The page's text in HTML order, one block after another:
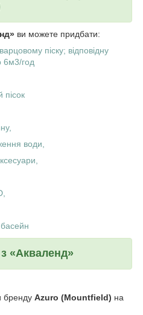
ви можете придбати:
піску; відповідну
6м3/год
пісок
води,
басейн
«Акваленд»
бренду Azuro (Mountfield) на